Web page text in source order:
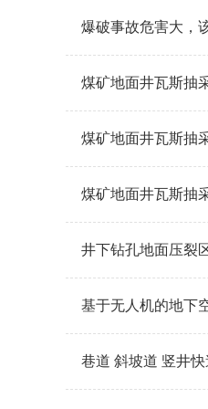
爆破事故危害大，
煤矿地面井瓦斯抽
煤矿地面井瓦斯抽
煤矿地面井瓦斯抽
井下钻孔地面压裂
基于无人机的地下
巷道 斜坡道 竖井